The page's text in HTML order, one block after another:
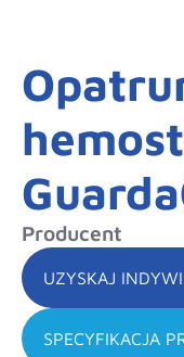
Producent
UZYSKAJ
SPECYFIKACJA